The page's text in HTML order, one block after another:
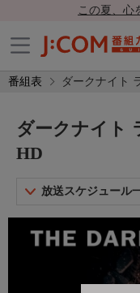
この夏、心
番組表 ダークナイト
ダークナイト
HD
放送スケジュール